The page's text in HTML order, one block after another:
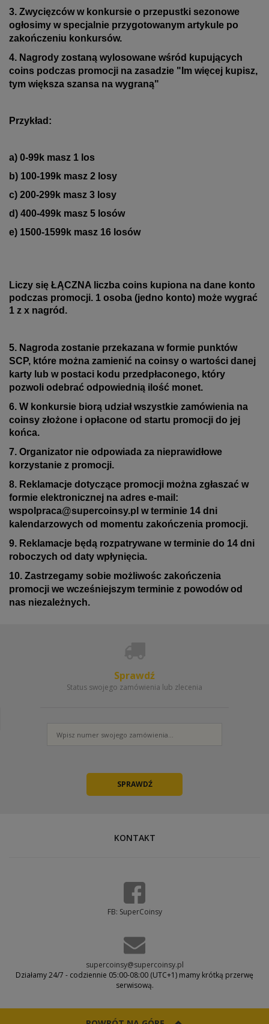
3. Zwycięzców w konkursie o przepustki sezonowe
ogłosimy w specjalnie przygotowanym artykule po
zakończeniu konkursów.
4. Nagrody zostaną wylosowane wśród kupujących
coins podczas promocji na zasadzie "Im więcej kupisz,
tym większa szansa na wygraną"
Przykład:
a) 0-99k masz 1 los
b) 100-199k masz 2 losy
c) 200-299k masz 3 losy
d) 400-499k masz 5 losów
e) 1500-1599k masz 16 losów
Liczy się ŁĄCZNA liczba coins kupiona na dane konto
podczas promocji. 1 osoba (jedno konto) może wygrać
1 z x nagród.
5. Nagroda zostanie przekazana w formie punktów
SCP, które można zamienić na coinsy o wartości danej
karty lub w postaci kodu przedpłaconego, który
pozwoli odebrać odpowiednią ilość monet.
6. W konkursie biorą udział wszystkie zamówienia na
coinsy złożone i opłacone od startu promocji do jej
końca.
7. Organizator nie odpowiada za nieprawidłowe
korzystanie z promocji.
8. Reklamacje dotyczące promocji można zgłaszać w
formie elektronicznej na adres e-mail:
wspolpraca@supercoinsy.pl w terminie 14 dni
kalendarzowych od momentu zakończenia promocji.
9. Reklamacje będą rozpatrywane w terminie do 14 dni
roboczych od daty wpłynięcia.
10. Zastrzegamy sobie możliwośc zakończenia
promocji we wcześniejszym terminie z powodów od
nas niezależnych.
Sprawdź
Status swojego zamówienia lub zlecenia
KONTAKT
FB: SuperCoinsy
supercoinsy@supercoinsy.pl
Działamy 24/7 - codziennie 05:00-08:00 (UTC+1) mamy krótką przerwę
serwisową.